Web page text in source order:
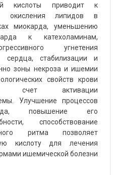
кислоты приводит к
окисления липидов в
миокарда, уменьшению
к катехоламинам,
угнетения
сердца, стабилизации и
зоны некроза и ишемии
свойств крови
счет активации
Улучшение процессов
повышение его
способствование
ритма позволяет
кислоту для лечения
ишемической болезни